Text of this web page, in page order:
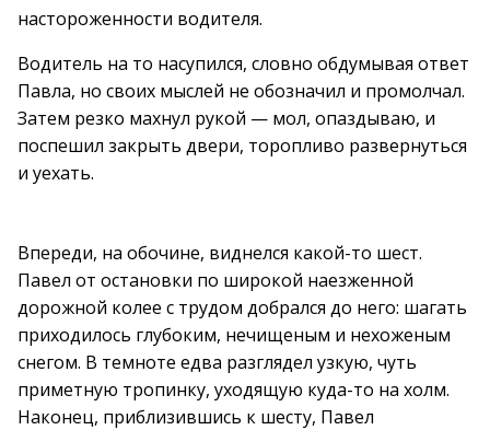
настороженности водителя.
Водитель на то насупился, словно обдумывая ответ
Павла, но своих мыслей не обозначил и промолчал.
Затем резко махнул рукой — мол, опаздываю, и
поспешил закрыть двери, торопливо развернуться
и уехать.
Впереди, на обочине, виднелся какой-то шест.
Павел от остановки по широкой наезженной
дорожной колее с трудом добрался до него: шагать
приходилось глубоким, нечищеным и нехоженым
снегом. В темноте едва разглядел узкую, чуть
приметную тропинку, уходящую куда-то на холм.
Наконец, приблизившись к шесту, Павел